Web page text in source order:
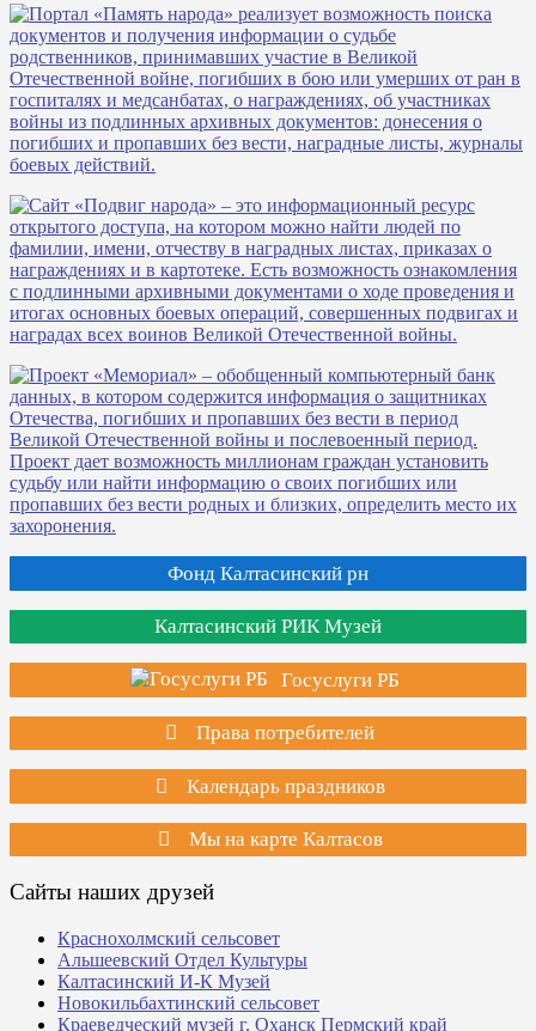
Фонд Калтасинский рн
Калтасинский РИК Музей
Госуслуги РБ
Права потребителей
Календарь праздников
Мы на карте Калтасов
Сайты наших друзей
Краснохолмский сельсовет
Альшеевский Отдел Культуры
Калтасинский И-К Музей
Новокильбахтинский сельсовет
Краеведческий музей г. Оханск Пермский край